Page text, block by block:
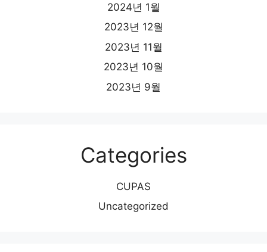
2024년 1월
2023년 12월
2023년 11월
2023년 10월
2023년 9월
Categories
CUPAS
Uncategorized